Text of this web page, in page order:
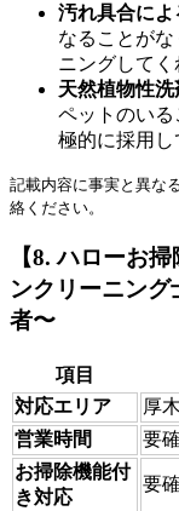
汚れ具合によ
なることが
ニングしてく
天然植物性洗
ペットのい
極的に採用し
記載内容に事実と異な
絡ください。
【8. ハローお
ンクリーニン
者〜
項目
対応エリア
厚
営業時間
要
お掃除機能付
き対応
要